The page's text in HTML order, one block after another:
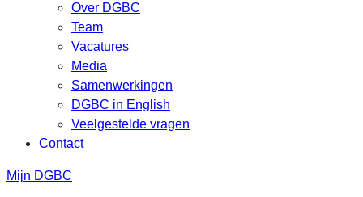
Over DGBC
Team
Vacatures
Media
Samenwerkingen
DGBC in English
Veelgestelde vragen
Contact
Mijn DGBC